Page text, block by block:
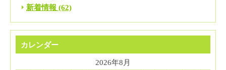
新着情報 (62)
カレンダー
2026年8月